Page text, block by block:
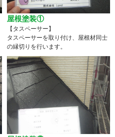
屋根塗装①
【タスペーサー】
タスペーサーを取り付け、屋根材同士
の縁切りを行います。